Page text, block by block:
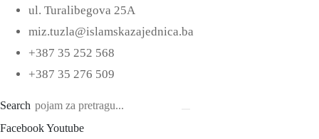
ul. Turalibegova 25A
miz.tuzla@islamskazajednica.ba
+387 35 252 568
+387 35 276 509
Search
FacebookYoutube